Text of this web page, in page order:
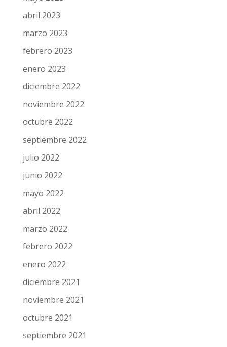
junio 2023
mayo 2023
abril 2023
marzo 2023
febrero 2023
enero 2023
diciembre 2022
noviembre 2022
octubre 2022
septiembre 2022
julio 2022
junio 2022
mayo 2022
abril 2022
marzo 2022
febrero 2022
enero 2022
diciembre 2021
noviembre 2021